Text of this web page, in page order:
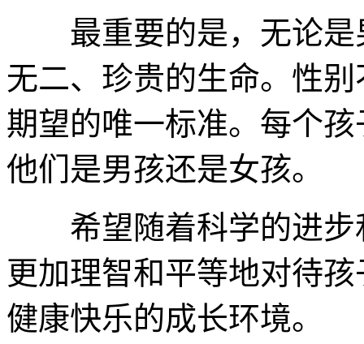
最重要的是，无论是
无二、珍贵的生命。性
期望的唯一标准。每个
他们是男孩还是女孩。
希望随着科学的进步
更加理智和平等地对待
健康快乐的成长环境。